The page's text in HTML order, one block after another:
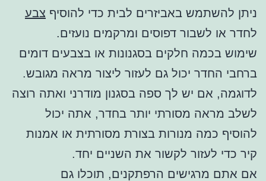
ניתן להשתמש באביזרים לבית כדי להוסיף צבע
לחדר או לשבור דפוסים ומרקמים נועזים.
שימוש בכמה חלקים בסגנונות או בצבעים דומים
ברחבי החדר יכול גם לעזור ליצור מראה מגובש.
לדוגמה, אם יש לך ספה בסגנון מודרני ואתה רוצה
לשלב מראה מסורתי יותר בחדר, אתה יכול
להוסיף כמה מנורות בצורת מסורתית או אמנות
קיר כדי לעזור לקשור את השניים יחד.
אם אתם מרגישים הרפתקנים, תוכלו גם